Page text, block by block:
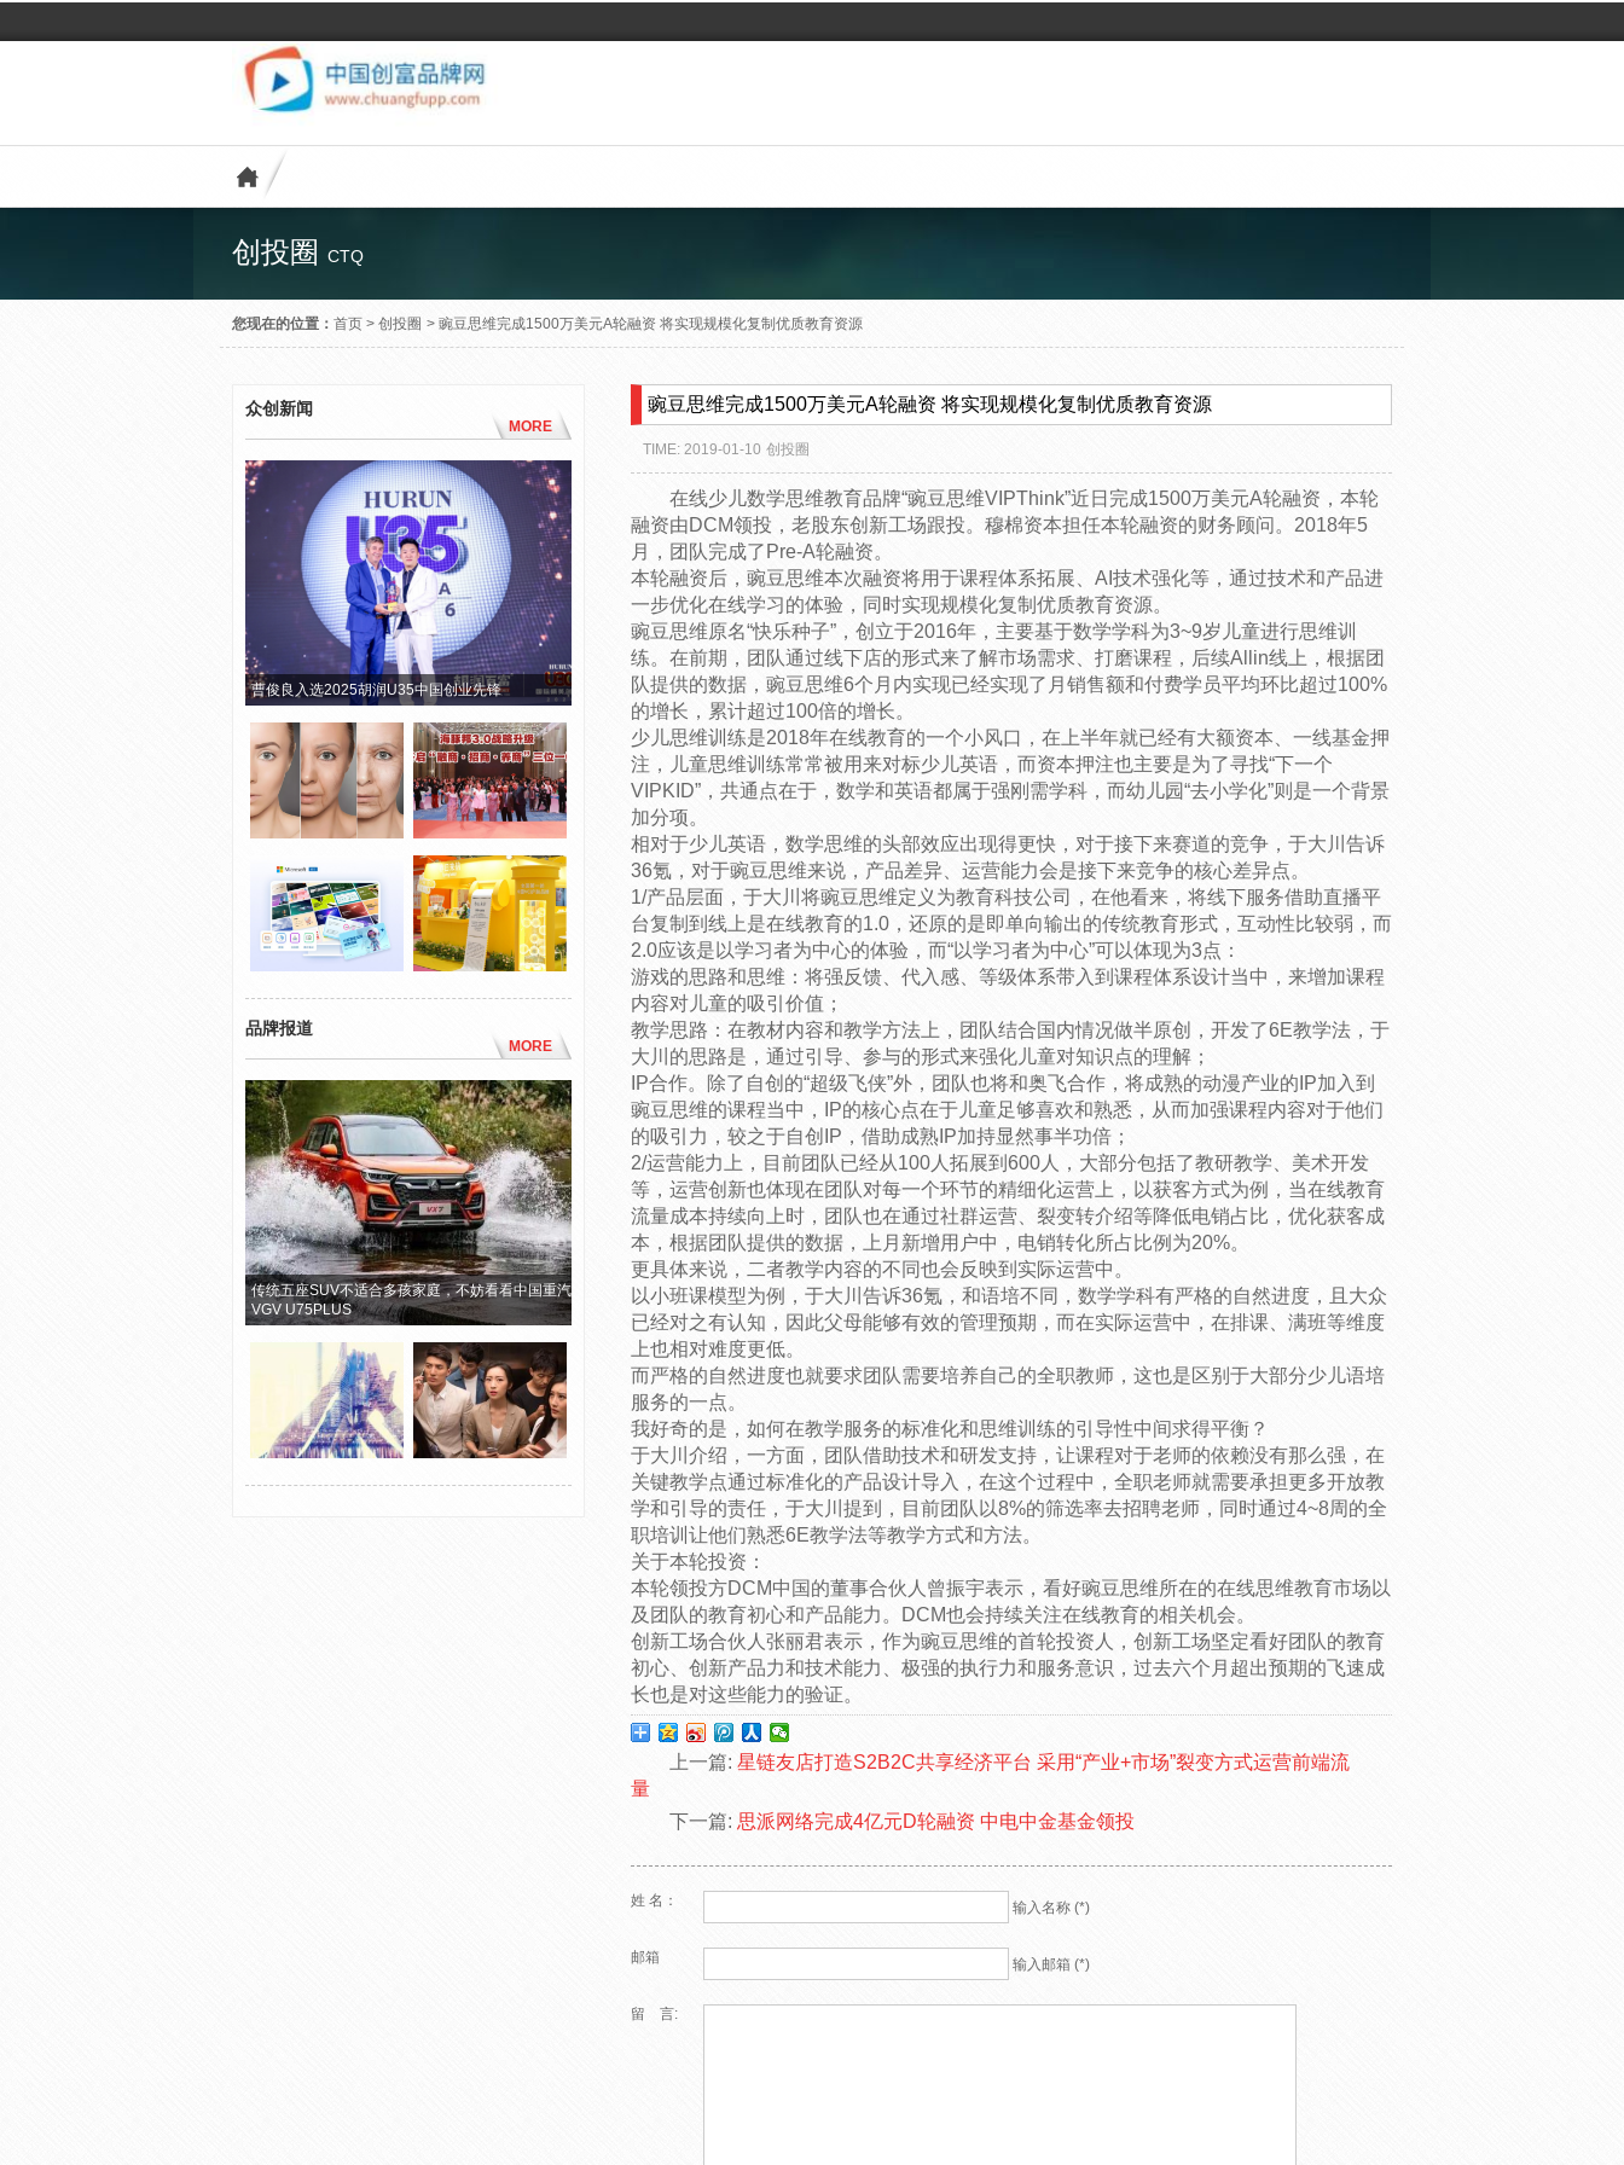
创投圈 CTQ
您现在的位置： 首页 > 创投圈 > 豌豆思维完成1500万美元A轮融资 将实现规模化复制优质教育资源
众创新闻
MORE
曹俊良入选2025胡润U35中国创业先锋
品牌报道
MORE
传统五座SUV不适合多孩家庭，不妨看看中国重汽
VGV U75PLUS
豌豆思维完成1500万美元A轮融资 将实现规模化复制优质教育资源
TIME: 2019-01-10 创投圈
在线少儿数学思维教育品牌“豌豆思维VIPThink”近日完成1500万美元A轮融资，本轮
融资由DCM领投，老股东创新工场跟投。穆棉资本担任本轮融资的财务顾问。2018年5
月，团队完成了Pre-A轮融资。
本轮融资后，豌豆思维本次融资将用于课程体系拓展、AI技术强化等，通过技术和产品进
一步优化在线学习的体验，同时实现规模化复制优质教育资源。
豌豆思维原名“快乐种子”，创立于2016年，主要基于数学学科为3~9岁儿童进行思维训
练。在前期，团队通过线下店的形式来了解市场需求、打磨课程，后续Allin线上，根据团
队提供的数据，豌豆思维6个月内实现已经实现了月销售额和付费学员平均环比超过100%
的增长，累计超过100倍的增长。
少儿思维训练是2018年在线教育的一个小风口，在上半年就已经有大额资本、一线基金押
注，儿童思维训练常常被用来对标少儿英语，而资本押注也主要是为了寻找“下一个
VIPKID”，共通点在于，数学和英语都属于强刚需学科，而幼儿园“去小学化”则是一个背景
加分项。
相对于少儿英语，数学思维的头部效应出现得更快，对于接下来赛道的竞争，于大川告诉
36氪，对于豌豆思维来说，产品差异、运营能力会是接下来竞争的核心差异点。
1/产品层面，于大川将豌豆思维定义为教育科技公司，在他看来，将线下服务借助直播平
台复制到线上是在线教育的1.0，还原的是即单向输出的传统教育形式，互动性比较弱，而
2.0应该是以学习者为中心的体验，而“以学习者为中心”可以体现为3点：
游戏的思路和思维：将强反馈、代入感、等级体系带入到课程体系设计当中，来增加课程
内容对儿童的吸引价值；
教学思路：在教材内容和教学方法上，团队结合国内情况做半原创，开发了6E教学法，于
大川的思路是，通过引导、参与的形式来强化儿童对知识点的理解；
IP合作。除了自创的“超级飞侠”外，团队也将和奥飞合作，将成熟的动漫产业的IP加入到
豌豆思维的课程当中，IP的核心点在于儿童足够喜欢和熟悉，从而加强课程内容对于他们
的吸引力，较之于自创IP，借助成熟IP加持显然事半功倍；
2/运营能力上，目前团队已经从100人拓展到600人，大部分包括了教研教学、美术开发
等，运营创新也体现在团队对每一个环节的精细化运营上，以获客方式为例，当在线教育
流量成本持续向上时，团队也在通过社群运营、裂变转介绍等降低电销占比，优化获客成
本，根据团队提供的数据，上月新增用户中，电销转化所占比例为20%。
更具体来说，二者教学内容的不同也会反映到实际运营中。
以小班课模型为例，于大川告诉36氪，和语培不同，数学学科有严格的自然进度，且大众
已经对之有认知，因此父母能够有效的管理预期，而在实际运营中，在排课、满班等维度
上也相对难度更低。
而严格的自然进度也就要求团队需要培养自己的全职教师，这也是区别于大部分少儿语培
服务的一点。
我好奇的是，如何在教学服务的标准化和思维训练的引导性中间求得平衡？
于大川介绍，一方面，团队借助技术和研发支持，让课程对于老师的依赖没有那么强，在
关键教学点通过标准化的产品设计导入，在这个过程中，全职老师就需要承担更多开放教
学和引导的责任，于大川提到，目前团队以8%的筛选率去招聘老师，同时通过4~8周的全
职培训让他们熟悉6E教学法等教学方式和方法。
关于本轮投资：
本轮领投方DCM中国的董事合伙人曾振宇表示，看好豌豆思维所在的在线思维教育市场以
及团队的教育初心和产品能力。DCM也会持续关注在线教育的相关机会。
创新工场合伙人张丽君表示，作为豌豆思维的首轮投资人，创新工场坚定看好团队的教育
初心、创新产品力和技术能力、极强的执行力和服务意识，过去六个月超出预期的飞速成
长也是对这些能力的验证。
上一篇: 星链友店打造S2B2C共享经济平台 采用“产业+市场”裂变方式运营前端流
量
下一篇: 思派网络完成4亿元D轮融资 中电中金基金领投
姓 名： 输入名称 (*)
邮箱 输入邮箱 (*)
留 言: